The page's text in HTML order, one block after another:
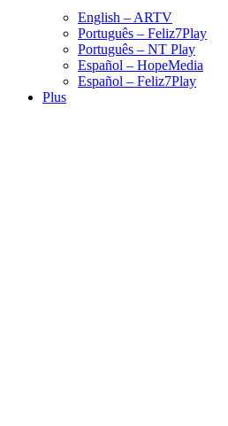
English – ARTV
Português – Feliz7Play
Português – NT Play
Español – HopeMedia
Español – Feliz7Play
Plus